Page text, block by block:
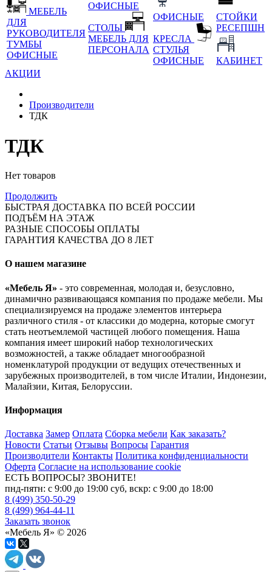
МЕБЕЛЬ
ДЛЯ
РУКОВОДИТЕЛЯ
ТУМБЫ
ОФИСНЫЕ
ОФИСНЫЕ
СТОЛЫ
МЕБЕЛЬ ДЛЯ
ПЕРСОНАЛА
ОФИСНЫЕ
КРЕСЛА
СТУЛЬЯ
ОФИСНЫЕ
СТОЙКИ
РЕСЕПШН
КАБИНЕТ
АКЦИИ
Производители
ТДК
ТДК
Нет товаров
Продолжить
БЫСТРАЯ ДОСТАВКА ПО ВСЕЙ РОССИИ
ПОДЪЁМ НА ЭТАЖ
РАЗНЫЕ СПОСОБЫ ОПЛАТЫ
ГАРАНТИЯ КАЧЕСТВА ДО 8 ЛЕТ
О нашем магазине
«Мебель Я» - это современная, молодая и, безусловно,
динамично развивающаяся компания по продаже мебели. Мы
специализируемся на продаже элементов интерьера
различного стиля - от классики до модерна, которые смогут
стать неотъемлемой частицей любого помещения. Наша
компания имеет широкий набор технологических
возможностей, а также обладает многообразной
номенклатурой продукции от ведущих отечественных и
зарубежных производителей, в том числе Италии, Индонезии,
Малайзии, Китая, Белоруссии.
Информация
Доставка Замер Оплата Сборка мебели Как заказать?
Новости Статьи Отзывы Вопросы Гарантия
Производители Контакты Политика конфиденциальности
Оферта Согласие на использование cookie
ЕСТЬ ВОПРОСЫ? ЗВОНИТЕ!
пнд-пятн: с 9:00 до 19:00 суб, вскр: с 9:00 до 18:00
8 (499) 350-50-29
8 (499) 964-44-11
Заказать звонок
«Мебель Я» © 2026